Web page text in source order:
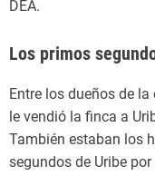
DEA.
Los primos
Entre los dueños de
le vendió la finca a
También estaban los
segundos de Uribe